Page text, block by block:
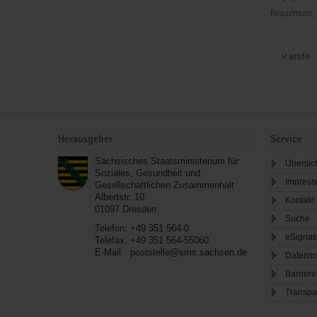
erste
Herausgeber
Sächsisches Staatsministerium für
Soziales, Gesundheit und
Gesellschaftlichen Zusammenhalt
Albertstr. 10
01097 Dresden
Telefon: +49 351 564-0
Telefax: +49 351 564-55060
E-Mail:
poststelle@sms.sachsen.de
Service
Kontakt
Suche